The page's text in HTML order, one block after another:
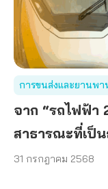
การขนส่งและยานพา
จาก “รถไฟฟ้า
สาธารณะที่เป็น
31 กรกฎาคม 2568